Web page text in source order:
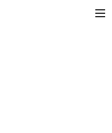
t
o